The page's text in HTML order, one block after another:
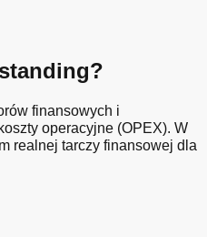
finansowych i
operacyjne (OPEX). W
realnej tarczy finansowej dla